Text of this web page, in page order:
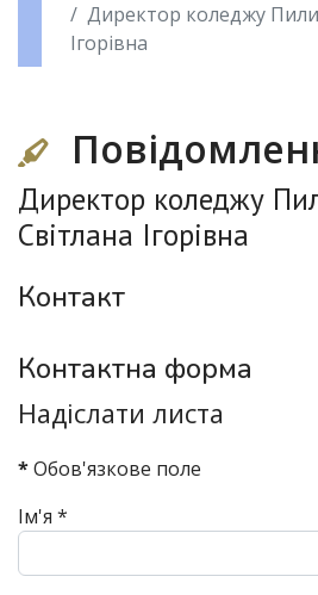
Директор коледжу
Ігорівна
Директор коледжу
Світлана Ігорівна
Контакт
Контактна форма
Надіслати листа
*Обов'язкове поле
Ім'я *